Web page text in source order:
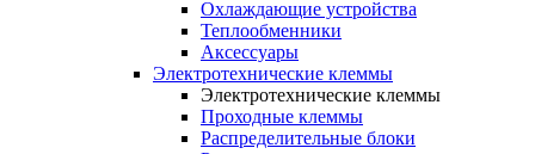
Охлаждающие устройства
Теплообменники
Аксессуары
Электротехнические клеммы
Электротехнические клеммы
Проходные клеммы
Распределительные блоки